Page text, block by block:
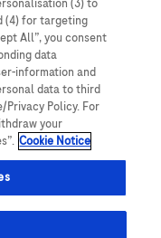
skleróza
zmení a
(3) to
(4) for targeting
All”, you consent
data
information and
data to third
Policy. For
your
Cookie Notice